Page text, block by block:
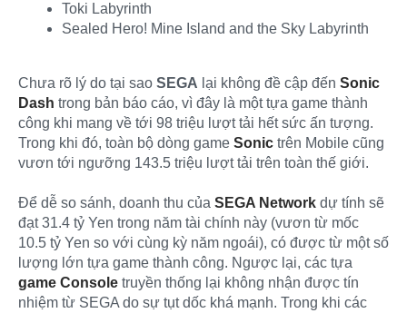
Toki Labyrinth
Sealed Hero! Mine Island and the Sky Labyrinth
Chưa rõ lý do tại sao SEGA lại không đề cập đến Sonic
Dash trong bản báo cáo, vì đây là một tựa game thành
công khi mang về tới 98 triệu lượt tải hết sức ấn tượng.
Trong khi đó, toàn bộ dòng game Sonic trên Mobile cũng
vươn tới ngưỡng 143.5 triệu lượt tải trên toàn thế giới.
Để dễ so sánh, doanh thu của SEGA Network dự tính sẽ
đạt 31.4 tỷ Yen trong năm tài chính này (vươn từ mốc
10.5 tỷ Yen so với cùng kỳ năm ngoái), có được từ một số
lượng lớn tựa game thành công. Ngược lại, các tựa
game Console truyền thống lại không nhận được tín
nhiệm từ SEGA do sự tụt dốc khá mạnh. Trong khi các